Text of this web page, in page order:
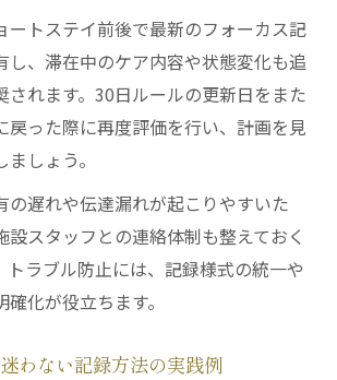
ートステイ前後で最新のフォーカス記
し、滞在中のケア内容や状態変化も追
されます。30日ルールの更新日をまた
戻った際に再度評価を行い、計画を見
しょう。
の遅れや伝達漏れが起こりやすいた
設スタッフとの連絡体制も整えておく
トラブル防止には、記録様式の統一や
化が役立ちます。
わない記録方法の実践例